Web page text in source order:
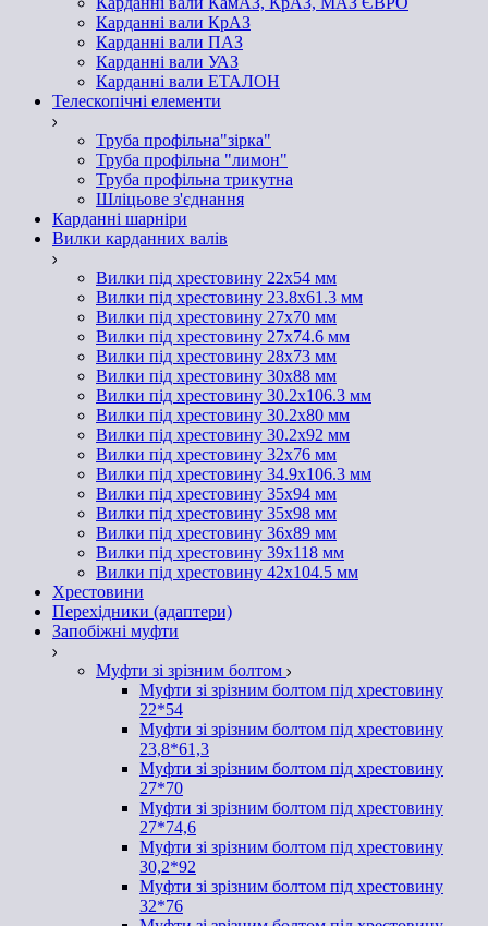
Карданні вали КрАЗ
Карданні вали ПАЗ
Карданні вали УАЗ
Карданні вали ЕТАЛОН
Телескопічні елементи
Труба профільна"зірка"
Труба профільна "лимон"
Труба профільна трикутна
Шліцьове з'єднання
Карданні шарніри
Вилки карданних валів
Вилки під хрестовину 22х54 мм
Вилки під хрестовину 23.8х61.3 мм
Вилки під хрестовину 27х70 мм
Вилки під хрестовину 27х74.6 мм
Вилки під хрестовину 28х73 мм
Вилки під хрестовину 30х88 мм
Вилки під хрестовину 30.2х106.3 мм
Вилки під хрестовину 30.2х80 мм
Вилки під хрестовину 30.2х92 мм
Вилки під хрестовину 32х76 мм
Вилки під хрестовину 34.9х106.3 мм
Вилки під хрестовину 35х94 мм
Вилки під хрестовину 35х98 мм
Вилки під хрестовину 36х89 мм
Вилки під хрестовину 39х118 мм
Вилки під хрестовину 42х104.5 мм
Хрестовини
Перехідники (адаптери)
Запобіжні муфти
Муфти зі зрізним болтом
Муфти зі зрізним болтом під хрестовину
22*54
Муфти зі зрізним болтом під хрестовину
23,8*61,3
Муфти зі зрізним болтом під хрестовину
27*70
Муфти зі зрізним болтом під хрестовину
27*74,6
Муфти зі зрізним болтом під хрестовину
30,2*92
Муфти зі зрізним болтом під хрестовину
32*76